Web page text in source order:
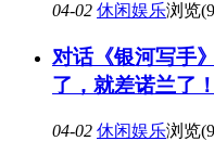
04-02 休闲娱乐浏览
对话《银河写手
了，就差诺兰了！
04-02 休闲娱乐浏览